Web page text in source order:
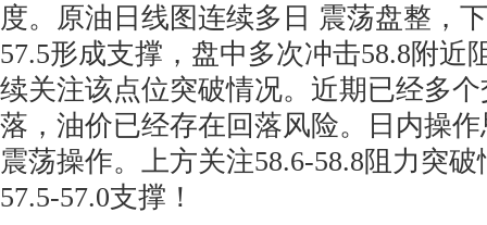
度。原油日线图连续多日 震荡盘整，
57.5形成支撑，盘中多次冲击58.8附近
续关注该点位突破情况。近期已经多
落，油价已经存在回落风险。日内操
震荡操作。上方关注58.6-58.8阻力突
57.5-57.0支撑！